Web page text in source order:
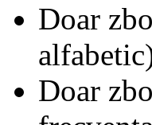
Doar
Doar